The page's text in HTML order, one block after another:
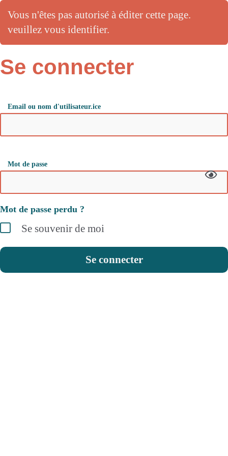
Vous n'êtes pas autorisé à éditer cette page.
veuillez vous identifier.
Se connecter
Email ou nom d'utilisateur.ice
Mot de passe
Mot de passe perdu ?
Se souvenir de moi
Se connecter